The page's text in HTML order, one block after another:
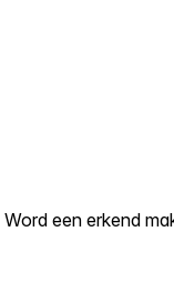
Word een erkend